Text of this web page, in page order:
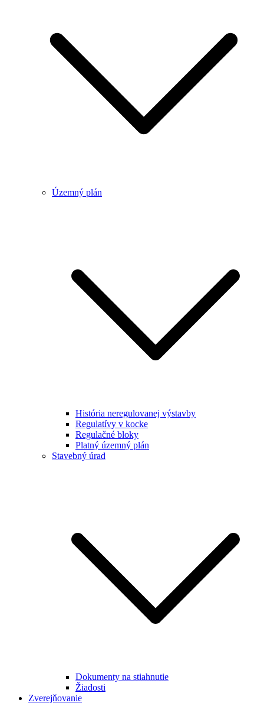
Územný plán
História neregulovanej výstavby
Regulatívy v kocke
Regulačné bloky
Platný územný plán
Stavebný úrad
Dokumenty na stiahnutie
Žiadosti
Zverejňovanie